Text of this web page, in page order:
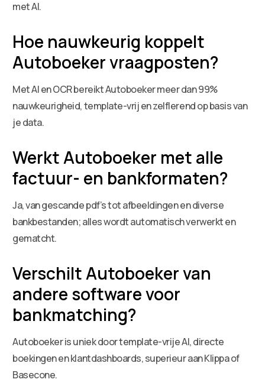
met AI.
Hoe nauwkeurig koppelt
Autoboeker vraagposten?
Met AI en OCR bereikt Autoboeker meer dan 99%
nauwkeurigheid, template-vrij en zelflerend op basis van
je data.
Werkt Autoboeker met alle
factuur- en bankformaten?
Ja, van gescande pdf’s tot afbeeldingen en diverse
bankbestanden; alles wordt automatisch verwerkt en
gematcht.
Verschilt Autoboeker van
andere software voor
bankmatching?
Autoboeker is uniek door template-vrije AI, directe
boekingen en klantdashboards, superieur aan Klippa of
Basecone.